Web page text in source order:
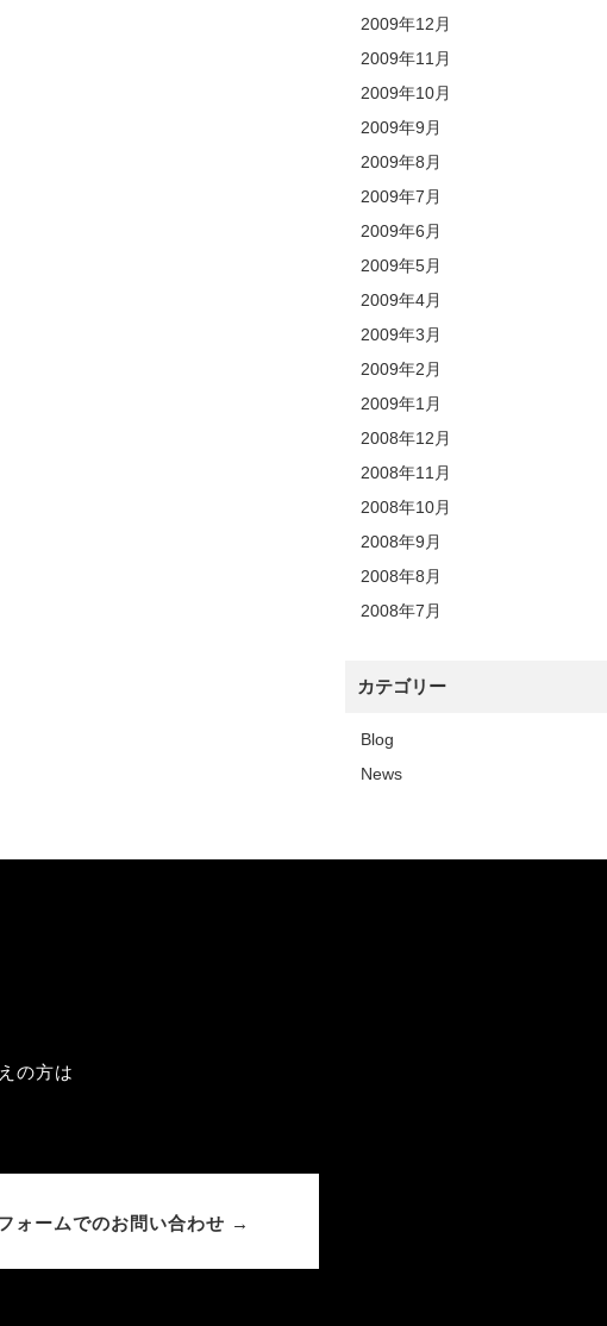
2009年12月
2009年11月
2009年10月
2009年9月
2009年8月
2009年7月
2009年6月
2009年5月
2009年4月
2009年3月
2009年2月
2009年1月
2008年12月
2008年11月
2008年10月
2008年9月
2008年8月
2008年7月
カテゴリー
Blog
News
の方は
ォームでのお問い合わせ →